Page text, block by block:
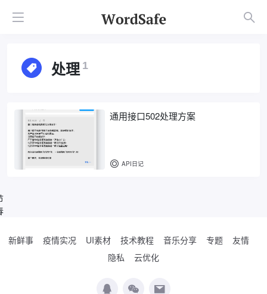
处理 1
通用接口502处理方案
API日记
新鲜事 疫情实况 UI素材 技术教程 音乐分享 专题
友情
隐私
云优化